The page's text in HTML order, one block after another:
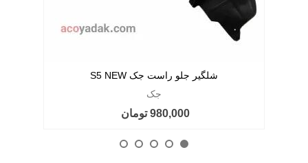
شلگیر جلو راست جک S5 NEW
جک
980,000 تومان